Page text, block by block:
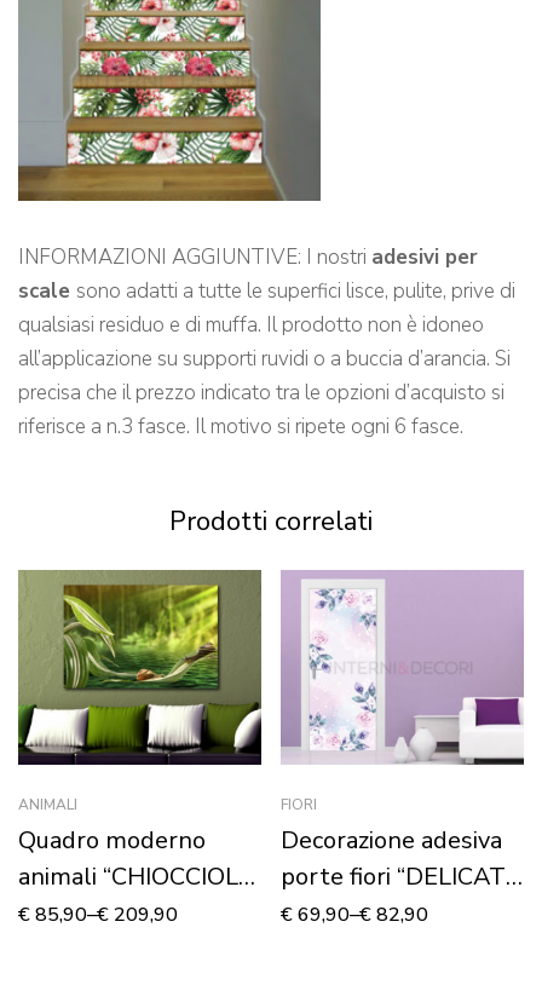
INFORMAZIONI AGGIUNTIVE: I nostri adesivi per
scale sono adatti a tutte le superfici lisce, pulite, prive di
qualsiasi residuo e di muffa. Il prodotto non è idoneo
all’applicazione su supporti ruvidi o a buccia d’arancia. Si
precisa che il prezzo indicato tra le opzioni d’acquisto si
riferisce a n.3 fasce. Il motivo si ripete ogni 6 fasce.
Prodotti correlati
ANIMALI
Quadro moderno
animali “CHIOCCIOLE
TRA FOGLIE” –
€85,90–€ 209,90
FIORI
Decorazione adesiva
porte fiori “DELICATE
ROSE ROSA”
€69,90–€82,90